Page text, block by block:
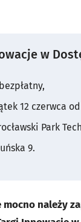
w
12 czerwca
Park
9.
mocno należy